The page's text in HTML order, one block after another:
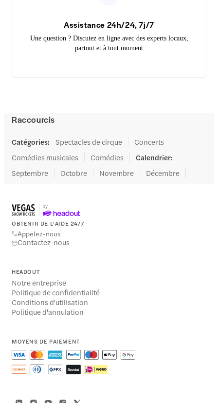
Assistance 24h/24, 7j/7
Une question ? Discutez en ligne avec des experts locaux,
partout et à tout moment
Raccourcis
Catégories: Spectacles de cirque
Concerts
Comédies musicales
Comédies Calendrier:
Septembre
Octobre Novembre Décembre
OBTENIR DE L'AIDE 24/7
Appelez-nous
Contactez-nous
HEADOUT
Notre entreprise
Politique de confidentialité
Conditions d'utilisation
Politique d'annulation
MOYENS DE PAIEMENT